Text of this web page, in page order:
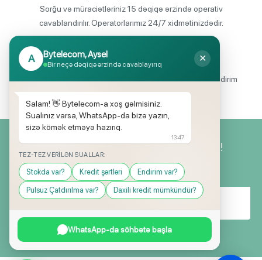
Sorğu və müraciətləriniz 15 dəqiqə ərzində operativ
cavablandırılır. Operatorlarımız 24/7 xidmətinizdədir.
Endirimli məhsul seçimi
Mağazalarımızda mütəmadi olaraq, yüksək məbləğli endirim
və hədiyyə kampaniyaları keçirilir.
Yeniliklərimizdən ilk siz xəbərdar olun!
A Bytelecom, Aysel
Bir neçə dəqiqə ərzində cavablayırıq
✕
Salam! 👋 Bytelecom-a xoş gəlmisiniz.
Sualınız varsa, WhatsApp-da bizə yazın,
sizə kömək etməyə hazırıq.
13:47
TEZ-TEZ VERILƏN SUALLAR:
Stokda var? Kredit şərtləri Endirim var?
Pulsuz Çatdırılma var? Daxili kredit mümkündür?
WhatsApp-da söhbətə başla